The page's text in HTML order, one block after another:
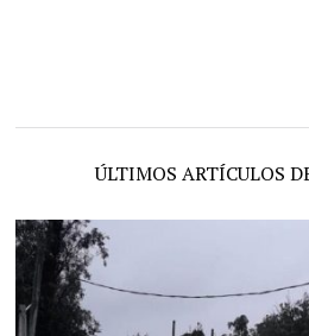
ÚLTIMOS ARTÍCULOS